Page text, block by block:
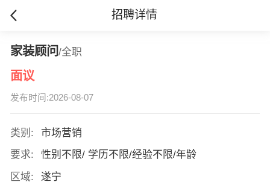
招聘详情
家装顾问/全职
面议
发布时间:2026-08-07
类别:
市场营销
要求:
性别不限/ 学历不限/经验不限/年龄
区域:
遂宁